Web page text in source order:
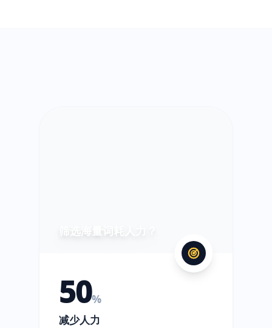
筛选海量词耗人力？
50%
减少人力